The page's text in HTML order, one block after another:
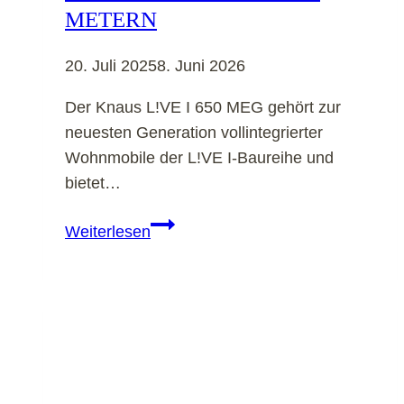
METERN
20. Juli 20258. Juni 2026
Der Knaus L!VE I 650 MEG gehört zur
neuesten Generation vollintegrierter
Wohnmobile der L!VE I-Baureihe und
bietet…
WeiterlesenKNAUS